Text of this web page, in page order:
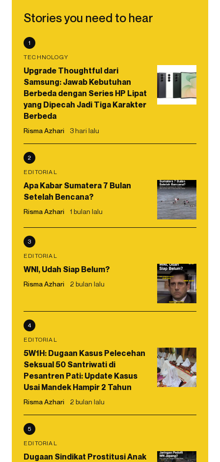
Stories you need to hear
1
TECHNOLOGY
Upgrade Thoughtful dari
Samsung: Jawab Kebutuhan
Berbeda dengan Series HP Lipat
yang Dipecah Jadi Tiga Karakter
Berbeda
Risma Azhari 3 hari lalu
2
EDITORIAL
Apa Kabar Sumatera 7 Bulan
Setelah Bencana?
Risma Azhari 1 bulan lalu
3
EDITORIAL
WNI, Udah Siap Belum?
Risma Azhari 2 bulan lalu
4
EDITORIAL
5W1H: Dugaan Kasus Pelecehan
Seksual 50 Santriwati di
Pesantren Pati: Update Kasus
Usai Mandek Hampir 2 Tahun
Risma Azhari 2 bulan lalu
5
EDITORIAL
Dugaan Sindikat Prostitusi Anak